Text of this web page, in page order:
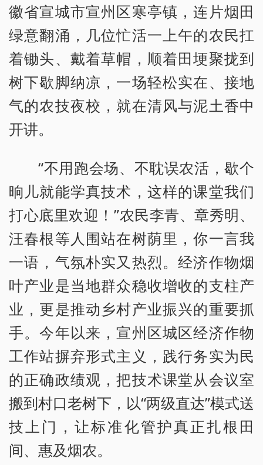
徽省宣城市宣州区寒亭镇，连片烟田
绿意翻涌，几位忙活一上午的农民扛
着锄头、戴着草帽，顺着田埂聚拢到
树下歇脚纳凉，一场轻松实在、接地
气的农技夜校，就在清风与泥土香中
开讲。
“不用跑会场、不耽误农活，歇个
晌儿就能学真技术，这样的课堂我们
打心底里欢迎！”农民李青、章秀明、
汪春根等人围站在树荫里，你一言我
一语，气氛朴实又热烈。经济作物烟
叶产业是当地群众稳收增收的支柱产
业，更是推动乡村产业振兴的重要抓
手。今年以来，宣州区城区经济作物
工作站摒弃形式主义，践行务实为民
的正确政绩观，把技术课堂从会议室
搬到村口老树下，以“两级直达”模式送
技上门，让标准化管护真正扎根田
间、惠及烟农。